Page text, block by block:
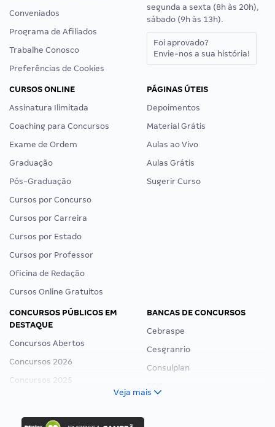
Conveniados
Programa de Afiliados
Trabalhe Conosco
Preferências de Cookies
segunda a sexta (8h às 20h),
sábado (9h às 13h).
Foi aprovado?
Envie-nos a sua história!
CURSOS ONLINE
Assinatura Ilimitada
Coaching para Concursos
Exame de Ordem
Graduação
Pós-Graduação
Cursos por Concurso
Cursos por Carreira
Cursos por Estado
Cursos por Professor
Oficina de Redação
Cursos Online Gratuitos
PÁGINAS ÚTEIS
Depoimentos
Material Grátis
Aulas ao Vivo
Aulas Grátis
Sugerir Curso
CONCURSOS PÚBLICOS EM
DESTAQUE
Concursos Abertos
Concursos 2026
Concursos 2025
Concurso Ibama
BANCAS DE CONCURSOS
Cebraspe
Cesgranrio
Consulplan
Veja mais